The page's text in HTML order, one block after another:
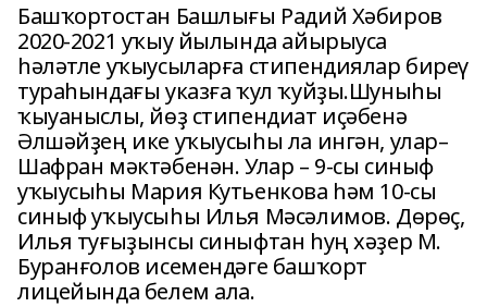
Башҡортостан Башлығы Радий Хәбиров
2020-2021 уҡыу йылында айырыуса
һәләтле уҡыусыларға стипендиялар биреү
тураһындағы указға ҡул ҡуйҙы.Шуныһы
ҡыуаныслы, йөҙ стипендиат иҫәбенә
Әлшәйҙең ике уҡыусыһы ла ингән, улар–
Шафран мәктәбенән. Улар – 9-сы синыф
уҡыусыһы Мария Кутьенкова һәм 10-сы
синыф уҡыусыһы Илья Мәсәлимов. Дөрөҫ,
Илья туғыҙынсы синыфтан һуң хәҙер М.
Буранғолов исемендәге башҡорт
лицейында белем ала.